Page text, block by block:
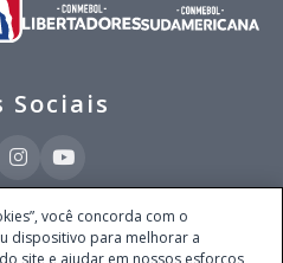
Sociais
LTDA (CNPJ 52.868.380/0001-84), com
Lima, nº 4.055, 3º andar, Itaim Bibi, no
você concorda com o
dispositivo para melhorar a
site e ajudar em nossos esforços